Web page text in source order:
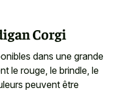
Corgi
dans une grande
le rouge, le brindle, le
peuvent être